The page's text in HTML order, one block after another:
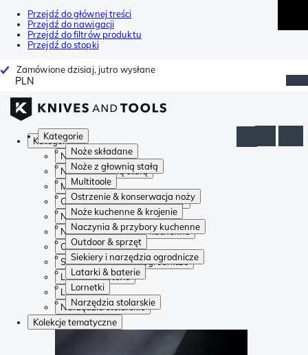
Przejdź do głównej treści
Przejdź do nawigacji
Przejdź do filtrów produktu
Przejdź do stopki
Zamówione dzisiaj, jutro wysłane
PLN
Kategorie
Noże składane
Noże z głownią stałą
Multitoole
Ostrzenie & konserwacja noży
Noże kuchenne & krojenie
Naczynia & przybory kuchenne
Outdoor & sprzęt
Siekiery i narzędzia ogrodnicze
Latarki & baterie
Lornetki
Narzędzia stolarskie
Kategorie
Noże składane
Noże z głownią stałą
Multitoole
Ostrzenie & konserwacja noży
Noże kuchenne & krojenie
Naczynia & przybory kuchenne
Outdoor & sprzęt
Siekiery i narzędzia ogrodnicze
Latarki & baterie
Lornetki
Narzędzia stolarskie
Kolekcje tematyczne